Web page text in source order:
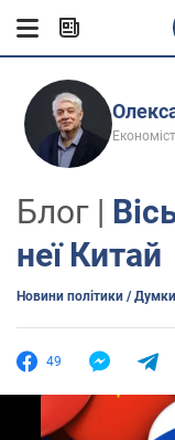
Економіст
Блог |
неї Китай
Новини політики / Думки
49